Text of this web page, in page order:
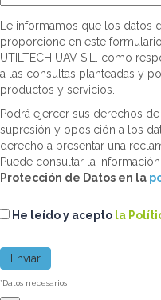
Le informamos que los datos
proporcione en este
UTILTECH UAV S.L. como
a las consultas planteadas y
productos y servicios.
Podrá ejercer sus derechos
supresión y oposición a los
derecho a presentar una
Puede consultar la
Protección de Datos en la
He leído y acepto la
*Datos necesarios